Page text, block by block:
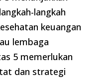
langkah
keuangan
lembaga
5 memerlukan
dan strategi